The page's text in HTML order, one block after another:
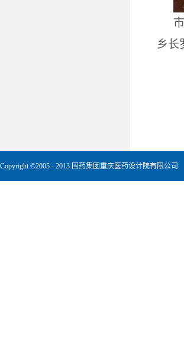
乡长
Copyright ©2005 - 2013 国药集团重庆医药设计院有限公司